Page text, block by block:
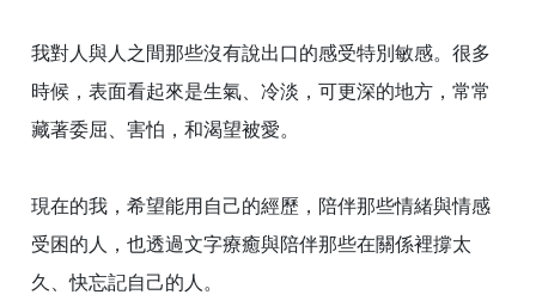
我對人與人之間那些沒有說出口的感受特別敏感。很多
時候，表面看起來是生氣、冷淡，可更深的地方，常常
藏著委屈、害怕，和渴望被愛。
現在的我，希望能用自己的經歷，陪伴那些情緒與情感
受困的人，也透過文字療癒與陪伴那些在關係裡撐太
久、快忘記自己的人。